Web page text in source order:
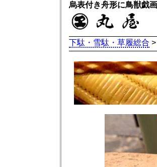
烏表付き舟形に鳥獣戯
下駄・雪駄・草履総合 >